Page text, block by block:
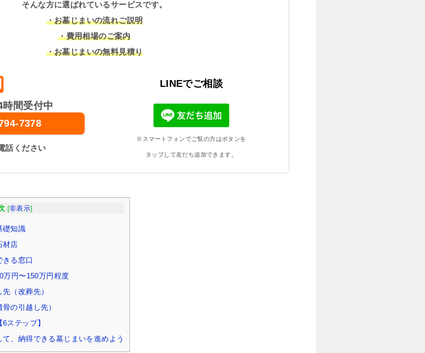
そんな方に選ばれているサービスです。
・お墓じまいの流れご説明
・費用相場のご案内
・お墓じまいの無料見積り
間受付中
7378
話ください
LINEでご相談
※スマートフォンでご覧の方はボタンを
タップして友だち追加できます。
[非表示]
礎知識
材店
きる窓口
万円〜150万円程度
（改葬先）
の引越し先）
ステップ】
、納得できる墓じまいを進めよう